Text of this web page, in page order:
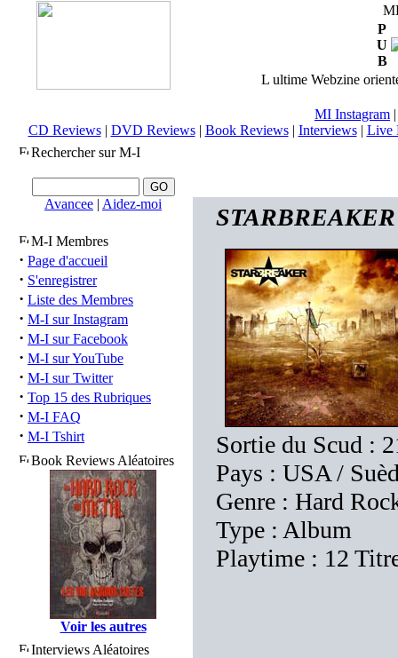
P
U
B
L ultime Webzine
MI Instagram
CD Reviews| DVD Reviews| Book Reviews| Interviews| Live
Rechercher sur M-I
Avancee | Aidez-moi
M-I Membres
· Page d'accueil
· S'enregistrer
· Liste des Membres
· M-I sur Instagram
· M-I sur Facebook
· M-I sur YouTube
· M-I sur Twitter
· Top 15 des Rubriques
· M-I FAQ
· M-I Tshirt
Book Reviews Aléatoires
Voir les autres
Interviews Aléatoires
Sortie du Scud :
Pays : USA /
Genre : Hard
Type : Album
Playtime : 12